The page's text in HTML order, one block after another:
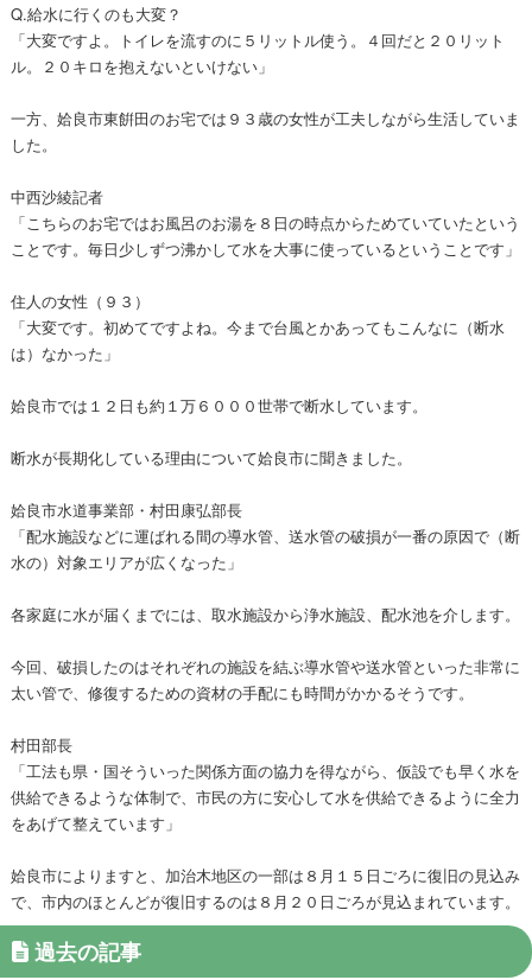
Q.給水に行くのも大変？
「大変ですよ。トイレを流すのに５リットル使う。４回だと２０リット
ル。２０キロを抱えないといけない」
一方、姶良市東餠田のお宅では９３歳の女性が工夫しながら生活していま
した。
中西沙綾記者
「こちらのお宅ではお風呂のお湯を８日の時点からためていていたという
ことです。毎日少しずつ沸かして水を大事に使っているということです」
住人の女性（９３）
「大変です。初めてですよね。今まで台風とかあってもこんなに（断水
は）なかった」
姶良市では１２日も約１万６０００世帯で断水しています。
断水が長期化している理由について姶良市に聞きました。
姶良市水道事業部・村田康弘部長
「配水施設などに運ばれる間の導水管、送水管の破損が一番の原因で（断
水の）対象エリアが広くなった」
各家庭に水が届くまでには、取水施設から浄水施設、配水池を介します。
今回、破損したのはそれぞれの施設を結ぶ導水管や送水管といった非常に
太い管で、修復するための資材の手配にも時間がかかるそうです。
村田部長
「工法も県・国そういった関係方面の協力を得ながら、仮設でも早く水を
供給できるような体制で、市民の方に安心して水を供給できるように全力
をあげて整えています」
姶良市によりますと、加治木地区の一部は８月１５日ごろに復旧の見込み
で、市内のほとんどが復旧するのは８月２０日ごろが見込まれています。
過去の記事